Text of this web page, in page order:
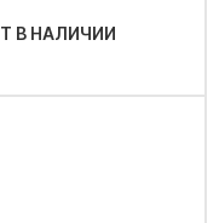
В НАЛИЧИИ